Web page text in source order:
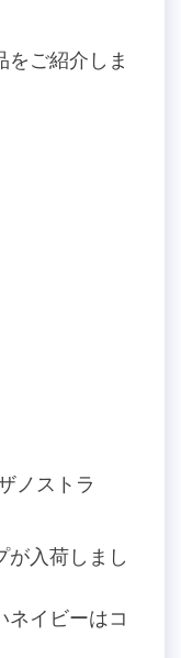
をご紹介しま
ノストラ
が入荷しまし
ネイビーはコ